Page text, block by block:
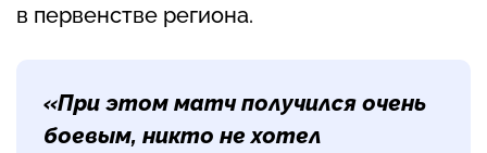
в первенстве региона.
«При этом матч получился очень
боевым, никто не хотел